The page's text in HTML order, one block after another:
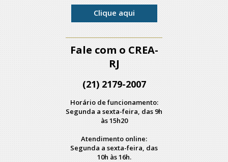
Clique aqui
Fale com o CREA-
RJ
(21) 2179-2007
Horário de funcionamento:
Segunda a sexta-feira, das 9h
às 15h20
Atendimento online:
Segunda a sexta-feira, das
10h às 16h.